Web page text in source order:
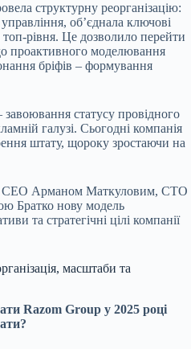
структурну реорганізацію:
об’єднала ключові
рівня. Це дозволило перейти
проактивного моделювання
бріфів – формування
статусу провідного
галузі. Сьогодні компанія
штату, щороку зростаючи на
CEO Арманом Маткуловим, CTO
Братко нову модель
та стратегічні цілі компанії
масштаби та
Razom Group у 2025 році